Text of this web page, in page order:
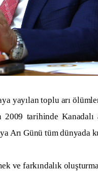
toplu arı
tarihinde
Arı Günü tüm dünyada
farkındalık